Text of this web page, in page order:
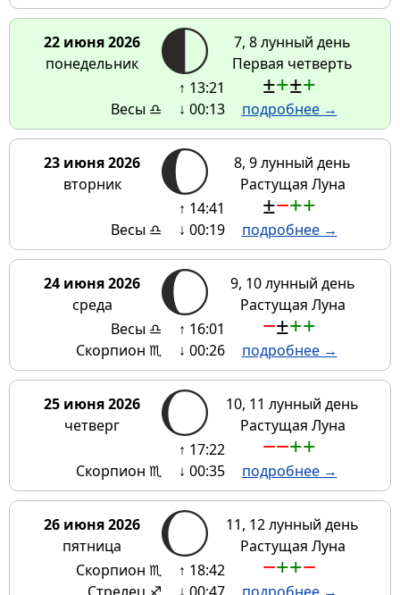
22 июня 2026
понедельник
7, 8 лунный день
Первая четверть
Весы ♎
↑ 13:21
↓ 00:13
±+±+
подробнее →
23 июня 2026
вторник
8, 9 лунный день
Растущая Луна
Весы ♎
↑ 14:41
↓ 00:19
±−++
подробнее →
24 июня 2026
среда
9, 10 лунный день
Растущая Луна
Весы ♎
Скорпион ♏
↑ 16:01
↓ 00:26
−±++
подробнее →
25 июня 2026
четверг
10, 11 лунный день
Растущая Луна
Скорпион ♏
↑ 17:22
↓ 00:35
−−++
подробнее →
26 июня 2026
пятница
11, 12 лунный день
Растущая Луна
Скорпион ♏
↑ 18:42
−++−